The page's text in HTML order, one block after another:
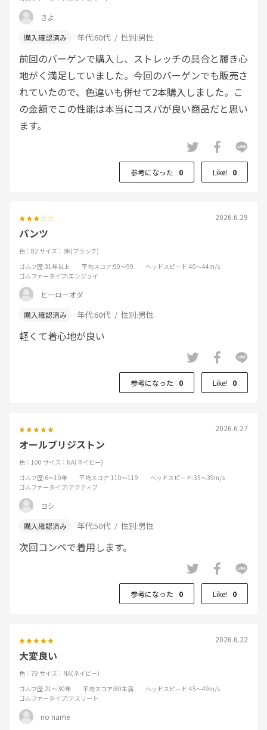
きよ
年代:60代 性別:男性
前回のバーゲンで購入し、ストレッチの具合と履き心
地がく満足していました。今回のバーゲンでも販売さ
れていたので、色違いも併せて2本購入しました。こ
の金額でこの性能は本当にコスパが良い商品だと思い
ます。
参考になった 0 Like! 0
2026.6.29
パンツ
色：82 サイズ：BK(ブラック)
ゴルフ歴:31年以上 平均スコア:90～99 ヘッドスピード:40～44m/s
ゴルファータイプ:エンジョイ
ヒーローオダ
年代:60代 性別:男性
軽くて着心地が良い
参考になった 0 Like! 0
2026.6.27
オールブリジストン
色：100 サイズ：NA(ネイビー)
ゴルフ歴:6～10年 平均スコア:110～119 ヘッドスピード:35～39m/s
ゴルファータイプ:アクティブ
ヨシ
年代:50代 性別:男性
次回コンペで着用します。
参考になった 0 Like! 0
2026.6.22
大変良い
色：79 サイズ：NA(ネイビー)
ゴルフ歴:21～30年 平均スコア:80未満 ヘッドスピード:45～49m/s
ゴルファータイプ:アスリート
no name